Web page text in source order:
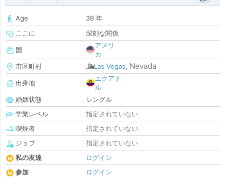
Age
39 年
ここに
深刻な関係
国
アメリ
カ
市区町村
Las Vegas, Nevada
出身地
エクアド
ル
婚姻状態
シングル
学業レベル
指定されていない
喫煙者
指定されていない
ジョブ
指定されていない
私の友達
ログイン
参加
ログイン